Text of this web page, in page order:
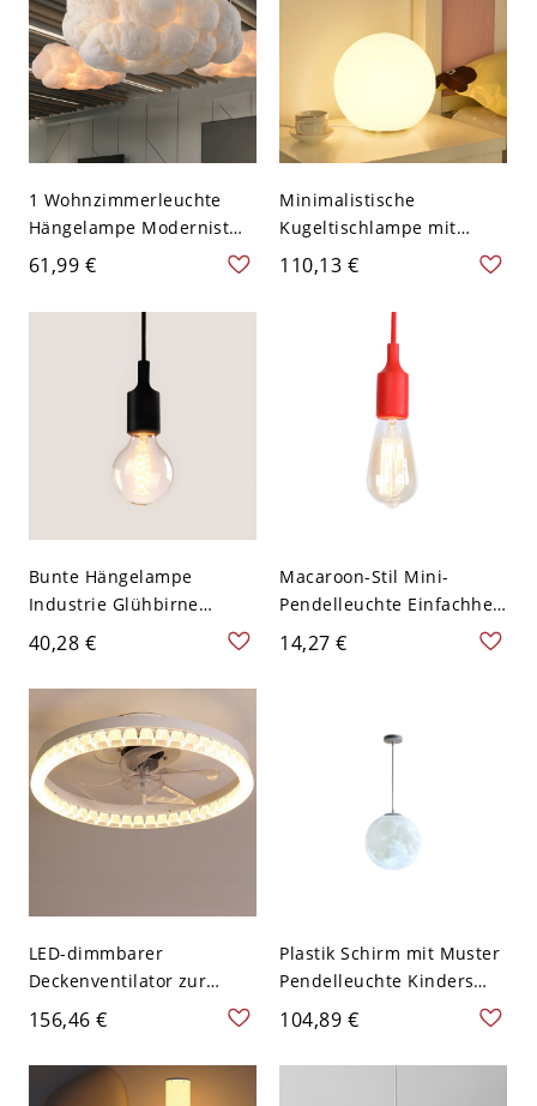
1 Wohnzimmerleuchte
Hängelampe Modernist
Weiß Tropfenanhänger
mit Wolken-
Baumwollschirm, 14" W
61,99 €
Minimalistische
Kugeltischlampe mit
einstellbarem 3-Farben-
Glühen und sanfter,
diffuser Beleuchtung -
15,24 cm 110V-120V
110,13 €
Bunte Hängelampe
Industrie Glühbirne
Pendelleuchte für
Wohnzimmer - 110V-120V
Schwarz
40,28 €
Macaroon-Stil Mini-
Pendelleuchte Einfachheit
Einzelbirne Bunte
Treppen Hängelicht -
14,27 €
LED-dimmbarer
Deckenventilator zur
Deckenmontage mit
grauen Flügeln aus
Polymerverbundstoff,
stufenlose
156,46 €
Plastik Schirm mit Muster
Pendelleuchte Kinders
Schlafzimmer Mond
Design 1-Kopf
Pendellampe - Weiß 110V-
104,89 €